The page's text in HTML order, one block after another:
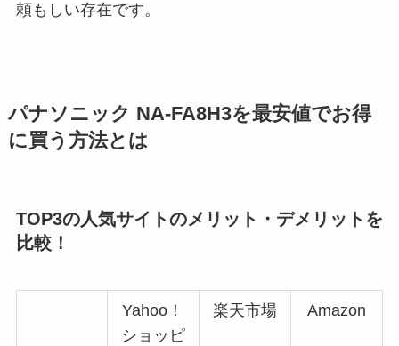
頼もしい存在です。
パナソニック NA-FA8H3を最安値でお得
に買う方法とは
TOP3の人気サイトのメリット・デメリットを
比較！
Yahoo！
ショッピ
楽天市場 Amazon